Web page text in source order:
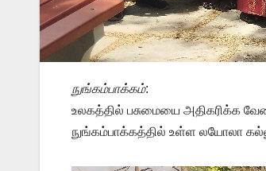
நுங்கம்பாக்கம்:
உலகத்தில் பசுமையை அதிகரிக்க
நுங்கம்பாக்கத்தில் உள்ள லயோலா